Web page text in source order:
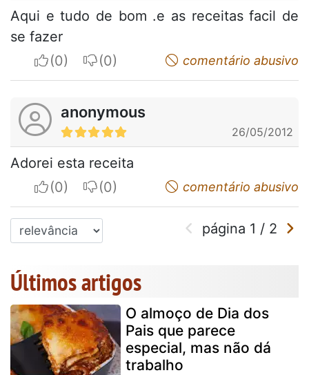
Aqui e tudo de bom .e as receitas facil de
se fazer
I apreciateI do not appreciatecomentário abusivo
anonymous
26/05/2012
Adorei esta receita
I apreciateI do not appreciatecomentário abusivo
página 1 / 2
Últimos artigos
O almoço de Dia dos
Pais que parece
especial, mas não dá
trabalho